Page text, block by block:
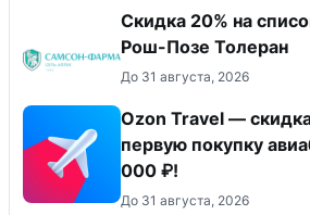
Скидка 20% на
Рош-Позе Толеран
До 31 августа, 2026
Ozon Travel —
первую покупку
000 ₽!
До 31 августа, 2026